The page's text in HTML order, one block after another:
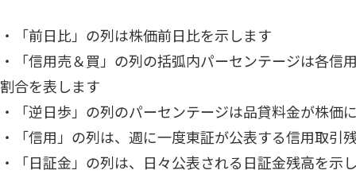
・「前日比」の列は株価前日比を示します
・「信用売＆買」の列の括弧内パーセンテージは各信
割合を表します
・「逆日歩」の列のパーセンテージは品貸料金が株価
・「信用」の列は、週に一度東証が公表する信用取引
・「日証金」の列は、日々公表される日証金残高を示